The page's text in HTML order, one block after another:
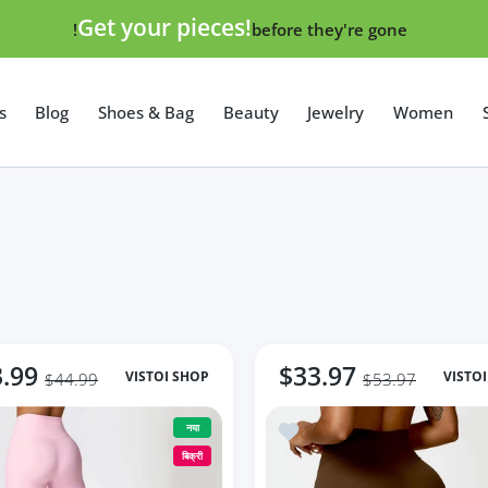
Get your pieces!before they're gone!
Women
Jewelry
Beauty
Shoes & Bag
Blog
इच्छा सूची में जोड़ें Women Gym Workout Seamless Yoga
$33.97 $53.97
Sports Gym Workout Clothes Stretchy
VISTOI SHOP
$44.99
नया
बिक्री